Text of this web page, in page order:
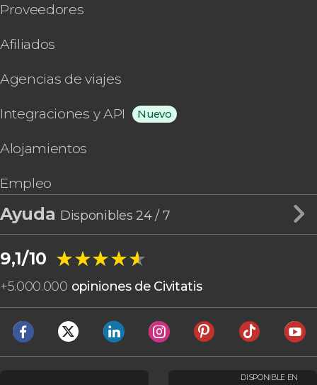
Proveedores
Afiliados
Agencias de viajes
Integraciones y API Nuevo
Alojamientos
Empleo
Ayuda Disponibles 24 / 7
9,1/10 ★★★★★
★★★★★
+5.000.000 opiniones de Civitatis
DISPONIBLE EN